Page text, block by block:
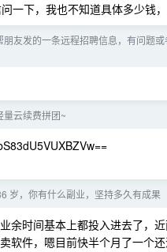
一下，我也不知道具体多少钱
朋友发的一条远程招聘信息，有问题
量云续费拼团~
岁，你有什么副业，坚持多久有成果
余时间基本上都投入进去了，
软件，嗯目前快半个月了一个